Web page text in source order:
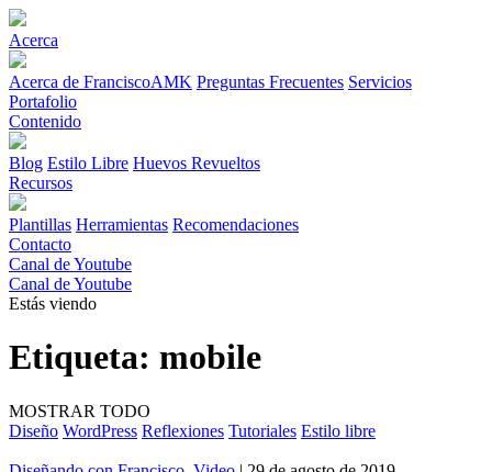
Acerca
Acerca de FranciscoAMK Preguntas Frecuentes Servicios
Portafolio
Contenido
Blog Estilo Libre Huevos Revueltos
Recursos
Plantillas Herramientas Recomendaciones
Contacto
Canal de Youtube
Canal de Youtube
Estás viendo
Etiqueta: mobile
MOSTRAR TODO
Diseño WordPress Reflexiones Tutoriales Estilo libre